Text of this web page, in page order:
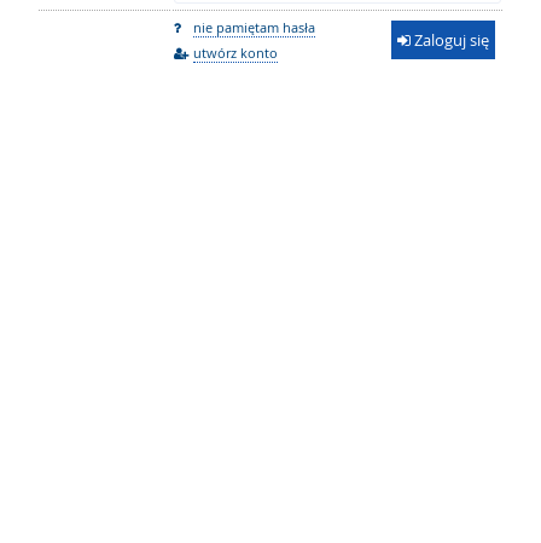
nie pamiętam hasła
utwórz konto
Zaloguj się